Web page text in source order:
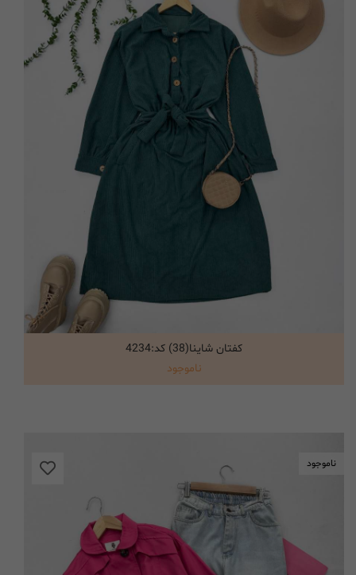
انتخاب گزینه ها
کفتان شاینا(38) کد:4234
ناموجود
ناموجود